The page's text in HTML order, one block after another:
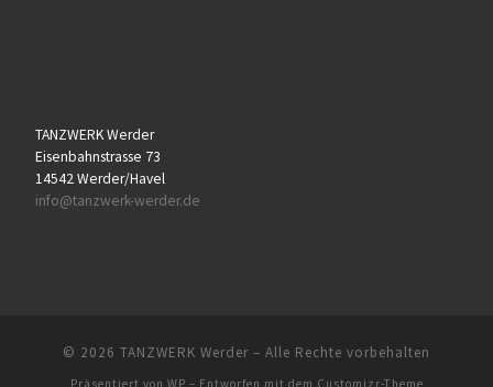
TANZWERK Werder
Eisenbahnstrasse 73
14542 Werder/Havel
info@tanzwerk-werder.de
© 2026 TANZWERK Werder – Alle Rechte vorbehalten
Präsentiert von WP – Entworfen mit dem Customizr-Theme